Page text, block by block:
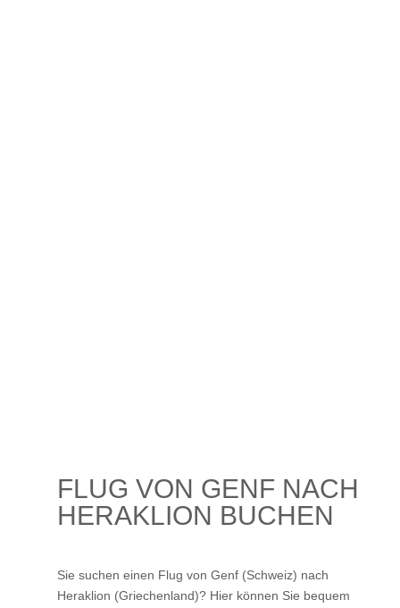
FLUG VON GENF NACH
HERAKLION BUCHEN
Sie suchen einen Flug von Genf (Schweiz) nach
Heraklion (Griechenland)? Hier können Sie bequem